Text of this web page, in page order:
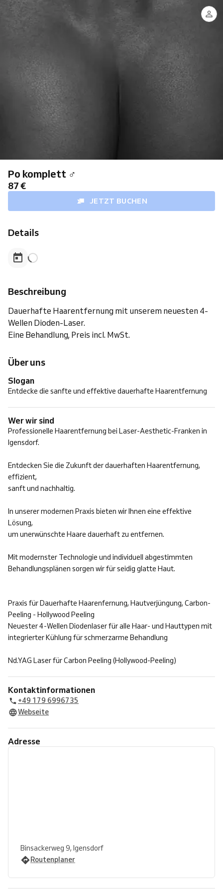
Po komplett ♂
87 €
JETZT BUCHEN
Details
Beschreibung
Dauerhafte Haarentfernung mit unserem neuesten 4-
Wellen Dioden-Laser.
Eine Behandlung, Preis incl. MwSt.
Über uns
Slogan
Entdecke die sanfte und effektive dauerhafte Haarentfernung
Wer wir sind
Professionelle Haarentfernung bei Laser-Aesthetic-Franken in
Igensdorf.
Entdecken Sie die Zukunft der dauerhaften Haarentfernung,
effizient,
sanft und nachhaltig.
In unserer modernen Praxis bieten wir Ihnen eine effektive
Lösung,
um unerwünschte Haare dauerhaft zu entfernen.
Mit modernster Technologie und individuell abgestimmten
Behandlungsplänen sorgen wir für seidig glatte Haut.
Praxis für Dauerhafte Haarenfernung, Hautverjüngung, Carbon-
Peeling - Hollywood Peeling
Neuester 4-Wellen Diodenlaser für alle Haar- und Hauttypen mit
integrierter Kühlung für schmerzarme Behandlung
Nd.YAG Laser für Carbon Peeling (Hollywood-Peeling)
Kontaktinformationen
+49 179 6996735
Webseite
Adresse
Binsackerweg 9, Igensdorf
Routenplaner